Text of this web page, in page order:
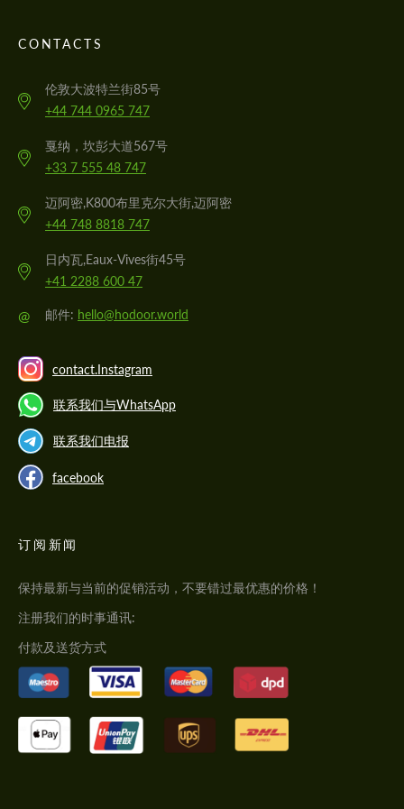
CONTACTS
伦敦大波特兰街85号
+44 744 0965 747
戛纳，坎彭大道567号
+33 7 555 48 747
迈阿密,K800布里克尔大街,迈阿密
+44 748 8818 747
日内瓦,Eaux-Vives街45号
+41 2288 600 47
@ 邮件: hello@hodoor.world
contact.Instagram
联系我们与WhatsApp
联系我们电报
facebook
订阅新闻
保持最新与当前的促销活动，不要错过最优惠的价格！
注册我们的时事通讯:
付款及送货方式